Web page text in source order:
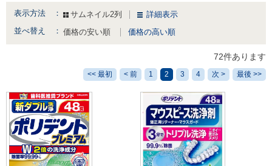
表示方法 ： サムネイル2列
詳細表示
並べ替え ： 価格の安い順 価格の高い順
72件あります
<< 最初 < 前 1 2 3 4 次 > 最後 >>